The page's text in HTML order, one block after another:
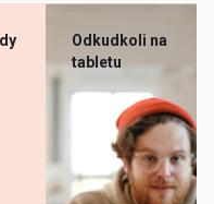
Odkudkoli na
tabletu